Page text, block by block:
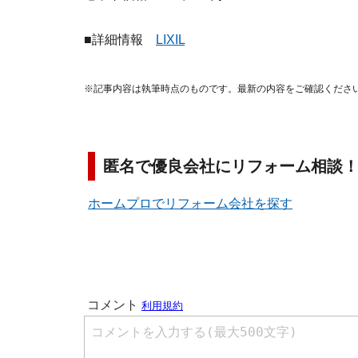
■詳細情報 LIXIL
※記事内容は執筆時点のものです。最新の内容をご確認くださ
匿名で優良会社にリフォーム相談
ホームプロでリフォーム会社を探す